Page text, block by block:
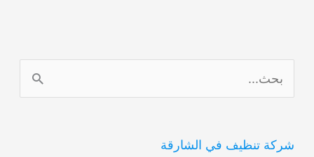
ل
ح
شركة تنظيف في الشارقة